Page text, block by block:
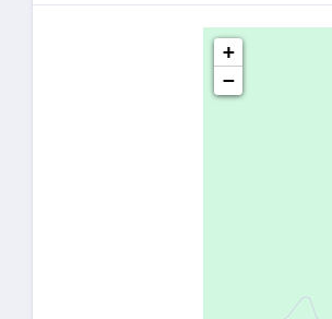
+
−